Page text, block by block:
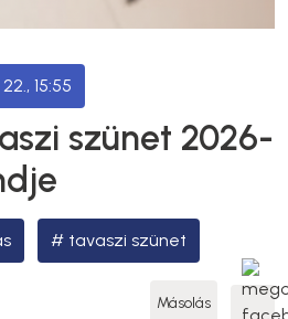
15:55
szünet 2026-
tavaszi szünet
Másolás